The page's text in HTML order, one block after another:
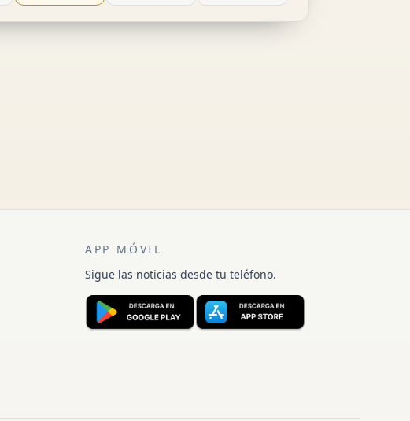
APP MÓVIL
Sigue las noticias desde tu teléfono.